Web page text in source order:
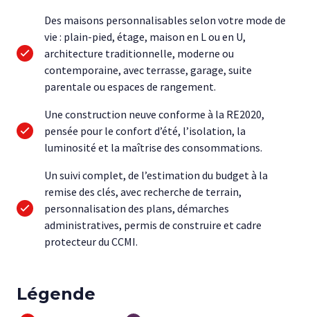
Des maisons personnalisables selon votre mode de
vie : plain-pied, étage, maison en L ou en U,
architecture traditionnelle, moderne ou
contemporaine, avec terrasse, garage, suite
parentale ou espaces de rangement.
Une construction neuve conforme à la RE2020,
pensée pour le confort d’été, l’isolation, la
luminosité et la maîtrise des consommations.
Un suivi complet, de l’estimation du budget à la
remise des clés, avec recherche de terrain,
personnalisation des plans, démarches
administratives, permis de construire et cadre
protecteur du CCMI.
Légende